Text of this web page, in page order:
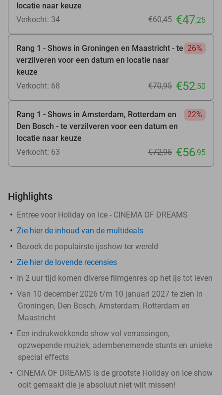
locatie naar keuze
Verkocht: 34 €60,45 €47,25
Rang 1 - Shows in Groningen en Maastricht - te
verzilveren voor een datum en locatie naar
keuze
26%
Verkocht: 68 €70,95 €52,50
Rang 1 - Shows in Amsterdam, Rotterdam en
Den Bosch - te verzilveren voor een datum en
locatie naar keuze
22%
Verkocht: 63 €72,95 €56,95
Highlights
Entree voor Holiday on Ice - CINEMA OF DREAMS
Zie hier de inhoud van de multideals
Bezoek de populairste ijsshow ter wereld
Zie hier de lovende recensies
In 2 uur tijd komen diverse filmgenres op het ijs tot leven
Van 10 december 2026 t/m 10 januari 2027 te zien in
Groningen, Den Bosch, Amsterdam, Rotterdam en
Maastricht
Een indrukwekkende show vol verrassingen,
opzwepende muziek, adembenemende stunts en unieke
special effects
CINEMA OF DREAMS is de grootste Holiday on Ice show
ooit gemaakt die je absoluut niet wilt missen!